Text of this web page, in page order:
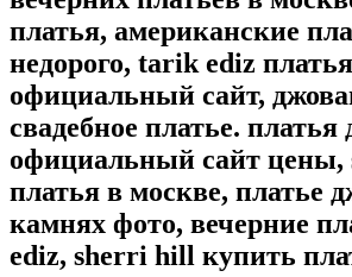
платья, американские
недорого, tarik ediz платья
официальный сайт,
свадебное платье.
официальный сайт
платья в москве, платье
камнях фото, вечерние
ediz, sherri hill купить